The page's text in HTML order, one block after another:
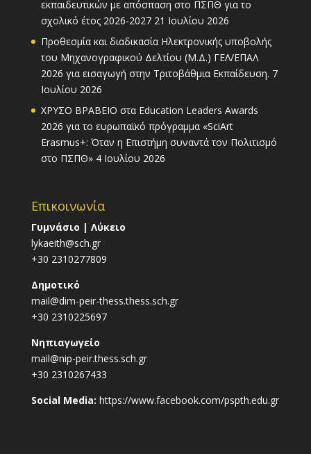
εκπαιδευτικών με απόσπαση στο ΠΣΠΘ για το
σχολικό έτος 2026-2027 21 Ιουλίου 2026
Προθεσμία και διαδικασία Ηλεκτρονικής υποβολής
του Μηχανογραφικού Δελτίου (Μ.Δ.) ΓΕΛ/ΕΠΑΛ
2026 για εισαγωγή στην Τριτοβάθμια Εκπαίδευση. 7
Ιουλίου 2026
ΧΡΥΣΟ ΒΡΑΒΕΙΟ στα Education Leaders Awards
2026 για το ευρωπαϊκό πρόγραμμα «SciArt
Erasmus+: Όταν η Επιστήμη συναντά τον Πολιτισμό
στο ΠΣΠΘ» 4 Ιουλίου 2026
Επικοινωνία
Γυμνάσιο | Λύκειο
lykaeith@sch.gr
+30 2310277809
Δημοτικό
mail@dim-peir-thess.thess.sch.gr
+30 2310225697
Νηπιαγωγείο
mail@nip-peir.thess.sch.gr
+30 2310267433
Social Media: https://www.facebook.com/pspth.edu.gr